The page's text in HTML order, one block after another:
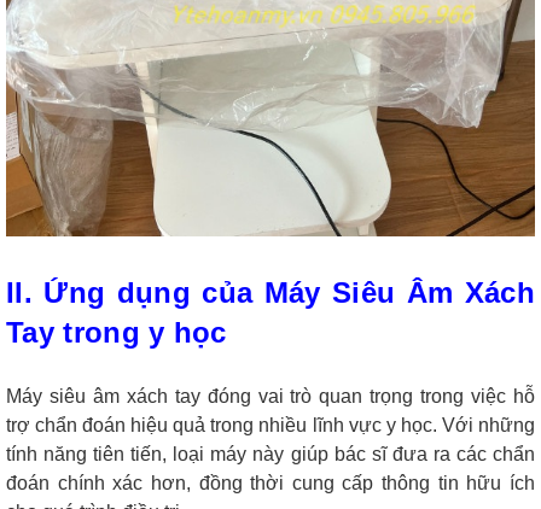
II. Ứng dụng của Máy Siêu Âm Xách
Tay trong y học
Máy siêu âm xách tay đóng vai trò quan trọng trong việc hỗ
trợ chẩn đoán hiệu quả trong nhiều lĩnh vực y học. Với những
tính năng tiên tiến, loại máy này giúp bác sĩ đưa ra các chẩn
đoán chính xác hơn, đồng thời cung cấp thông tin hữu ích